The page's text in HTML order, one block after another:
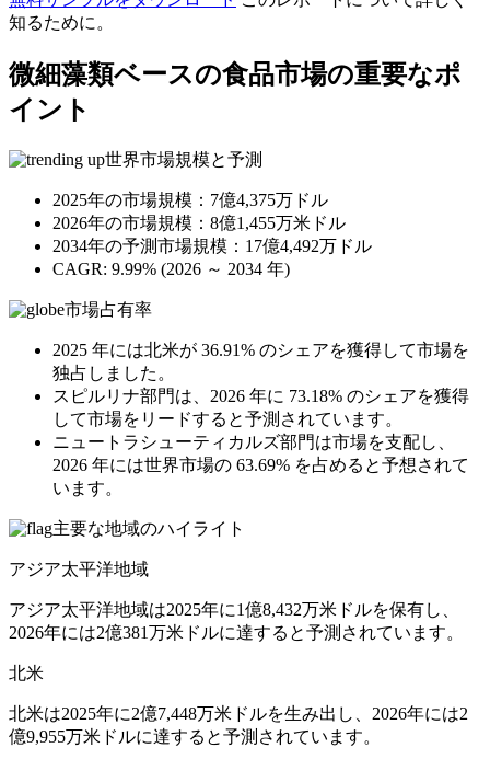
知るために。
微細藻類ベースの食品市場の重要なポ
イント
世界市場規模と予測
2025年の市場規模：7億4,375万ドル
2026年の市場規模：8億1,455万米ドル
2034年の予測市場規模：17億4,492万ドル
CAGR: 9.99% (2026 ～ 2034 年)
市場占有率
2025 年には北米が 36.91% のシェアを獲得して市場を
独占しました。
スピルリナ部門は、2026 年に 73.18% のシェアを獲得
して市場をリードすると予測されています。
ニュートラシューティカルズ部門は市場を支配し、
2026 年には世界市場の 63.69% を占めると予想されて
います。
主要な地域のハイライト
アジア太平洋地域
アジア太平洋地域は2025年に1億8,432万米ドルを保有し、
2026年には2億381万米ドルに達すると予測されています。
北米
北米は2025年に2億7,448万米ドルを生み出し、2026年には2
億9,955万米ドルに達すると予測されています。